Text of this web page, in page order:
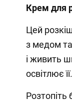
Крем для
Цей
з медом
і живить
освітлює її.
Розтопіть